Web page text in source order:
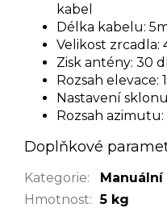
kabel
Délka kabelu:
Velikost zrcadla:
Zisk antény: 30
Rozsah elevace:
Nastavení
Rozsah azimutu:
Doplňkové
Kategorie:
Hmotnost: 5 kg